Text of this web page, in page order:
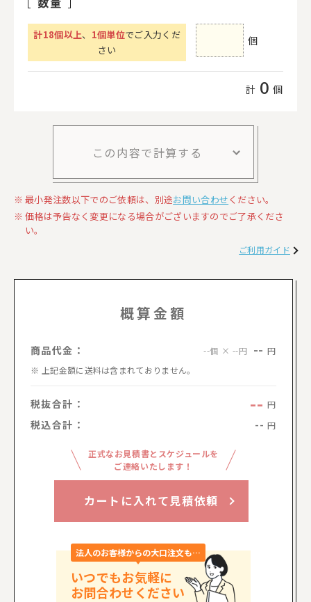
計18個以上、 1個単位でご入力くだ
さい
個
計 0 個
この内容で計算する
最小発注数以下でのご依頼は、別途お問い合わせください。
価格は予告なく変更になる場合がございますのでご了承くださ
い。
ご利用ガイド
概算金額
商品代金： --個 × --円 -- 円
上記金額に送料は含まれておりません。
税抜合計： -- 円
税込合計： -- 円
正式なお見積書とスケジュールを
ご連絡いたします！
カートに入れて見積依頼
法人のお客様からの大口注文も…
いつでもお気軽に
お問合わせください